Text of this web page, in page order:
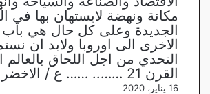
مكانة ونهضة لايستهان بها في
الجديدة وعلى كل حال هي باب
الاخرى الى اوروبا ولابد ان
التحدي من اجل اللحاق بالعالم
القرن 21 …….. …… ع / الاخضر
16 يناير، 2020